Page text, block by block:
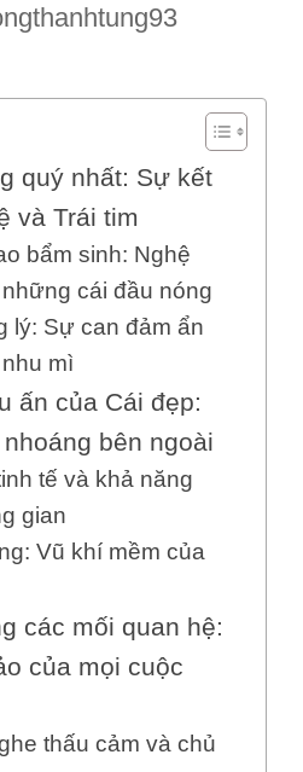
quý nhất: Sự kết
và Trái tim
bẩm sinh: Nghệ
cái đầu nóng
lý: Sự can đảm ẩn
mì
ấn của Cái đẹp:
bên ngoài
tế và khả năng
gian
Vũ khí mềm của
các mối quan hệ:
của mọi cuộc
thấu cảm và chủ